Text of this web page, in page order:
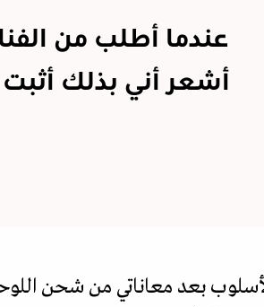
عندما أطلب من
أشعر أني بذلك
بعد معاناتي من شحن